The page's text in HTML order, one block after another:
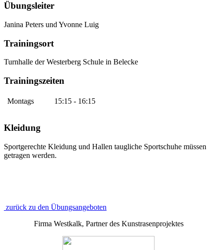
Übungsleiter
Janina Peters und Yvonne Luig
Trainingsort
Turnhalle der Westerberg Schule in Belecke
Trainingszeiten
Montags 15:15 - 16:15
Kleidung
Sportgerechte Kleidung und Hallen taugliche Sportschuhe müssen
getragen werden.
zurück zu den Übungsangeboten
Firma Westkalk, Partner des Kunstrasenprojektes